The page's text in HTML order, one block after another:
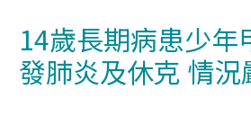
14歲長期病患少年
發肺炎及休克 情況